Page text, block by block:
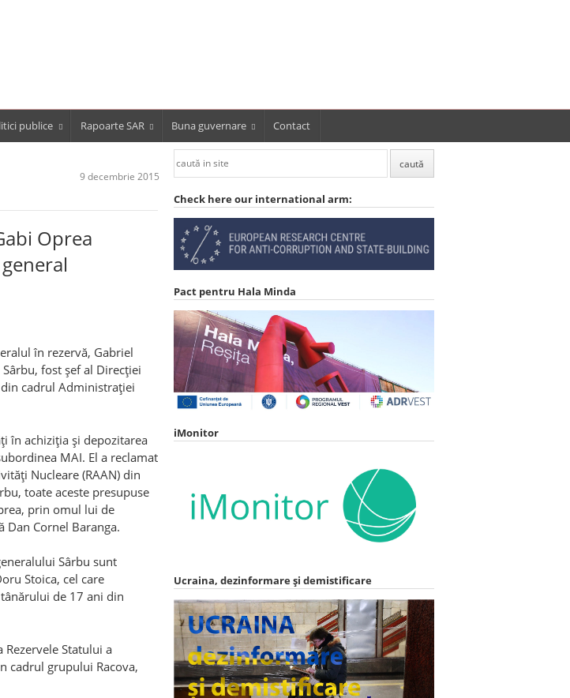
publice Rapoarte SAR Buna guvernare Contact
9 decembrie 2015
Oprea
în rezervă, Gabriel
fost şef al Direcţiei
cadrul Administraţiei
în achiziţia şi depozitarea
MAI. El a reclamat
Nucleare (RAAN) din
toate aceste presupuse
prin omul lui de
Dan Cornel Baranga.
Sârbu sunt
Stoica, cel care
de 17 ani din
Rezervele Statului a
cadrul grupului Racova,
Check here our international arm:
Pact pentru Hala Minda
iMonitor
Ucraina, dezinformare și demistificare